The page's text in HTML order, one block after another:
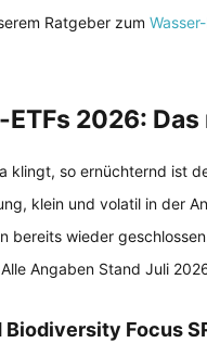
Ratgeber zum
2026:
klingt, so ernüchternd ist
klein und volatil in der
bereits wieder
Angaben Stand Juli
Focus